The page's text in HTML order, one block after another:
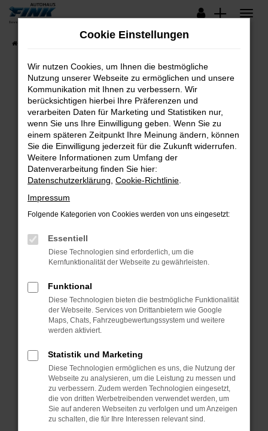
Zum
springen
Lagerfahrzeuge
Fehler: Network Error
Beim Laden ist ein Fehler aufgetreten.
Hier sind ein paar Tipps, die dir helfen können:
Überprüfe deine Firewall und deine
Internetverbindung.
Laden andere Webseiten, zum Beispiel deine
Suchmaschine?
Prüfe deine Browsererweiterungen.
können das Laden bestimmter Seiten
verhindern. Funktioniert die Seite in einem
anderen Browser oder in einem privaten
Starte dein Gerät neu.
Das kann manchmal helfen, vorübergehende
Probleme zu beheben.
Betriebssystem auf dem neuesten Stand
sind.
Veraltete Software birgt nicht nur ein
Sicherheitsrisiko, sondern kann auch dazu
führen, dass bestimmte Funktionen nicht mehr
unterstützt werden.
Cookie Einstellungen
Wir nutzen Cookies, um Ihnen die bestmögliche
Nutzung unserer Webseite zu ermöglichen und unsere
Kommunikation mit Ihnen zu verbessern. Wir
berücksichtigen hierbei Ihre Präferenzen und
verarbeiten Daten für Marketing und Statistiken nur,
wenn Sie uns Ihre Einwilligung geben. Wenn Sie zu
einem späteren Zeitpunkt Ihre Meinung ändern, können
Sie die Einwilligung jederzeit für die Zukunft widerrufen.
Weitere Informationen zum Umfang der
Datenverarbeitung finden Sie hier:
Datenschutzerklärung Cookie-Richtlinie
Impressum
Folgende Kategorien von Cookies werden von uns eingesetzt:
Essentiell
Diese Technologien sind erforderlich, um die
Kernfunktionalität der Webseite zu gewährleisten.
Funktional
Diese Technologien bieten die bestmögliche Funktionalität
der Webseite. Services von Drittanbietern wie Google
Maps, Chats, Fahrzeugbewertungssystem und weitere
werden aktiviert.
Statistik und Marketing
Diese Technologien ermöglichen es uns, die Nutzung der
Webseite zu analysieren, um die Leistung zu messen und
zu verbessern. Zudem werden Technologien eingesetzt,
die von dritten Werbetreibenden verwendet werden, um
Sie auf anderen Webseiten zu verfolgen und um Anzeigen
zu schalten, die für Ihre Interessen relevant sind.